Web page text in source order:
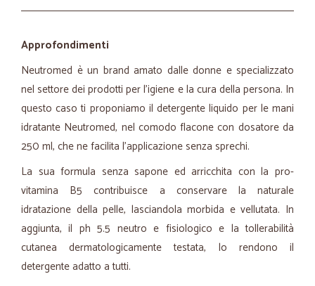
Approfondimenti
Neutromed è un brand amato dalle donne e specializzato
nel settore dei prodotti per l’igiene e la cura della persona. In
questo caso ti proponiamo il detergente liquido per le mani
idratante Neutromed, nel comodo flacone con dosatore da
250 ml, che ne facilita l’applicazione senza sprechi.
La sua formula senza sapone ed arricchita con la pro-
vitamina B5 contribuisce a conservare la naturale
idratazione della pelle, lasciandola morbida e vellutata. In
aggiunta, il ph 5.5 neutro e fisiologico e la tollerabilità
cutanea dermatologicamente testata, lo rendono il
detergente adatto a tutti.